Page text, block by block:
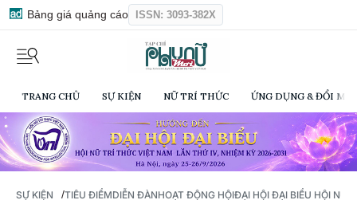
Bảng giá quảng cáo ISSN: 3093-382X
TRANG CHỦ SỰ KIỆN NỮ TRÍ THỨC ỨNG DỤNG & ĐỔI
SỰ KIỆN /TIÊU ĐIỂMDIỄN ĐÀNHOẠT ĐỘNG HỘIĐẠI HỘI ĐẠI BIỂU HỘI NỮ